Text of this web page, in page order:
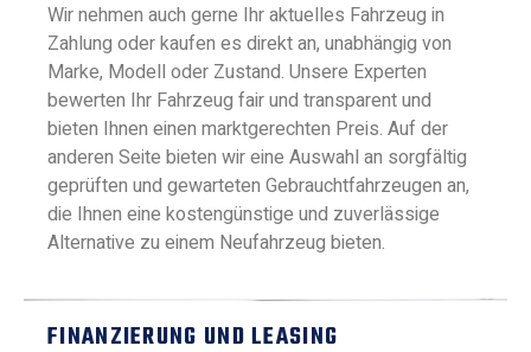
Wir nehmen auch gerne Ihr aktuelles Fahrzeug in
Zahlung oder kaufen es direkt an, unabhängig von
Marke, Modell oder Zustand. Unsere Experten
bewerten Ihr Fahrzeug fair und transparent und
bieten Ihnen einen marktgerechten Preis. Auf der
anderen Seite bieten wir eine Auswahl an sorgfältig
geprüften und gewarteten Gebrauchtfahrzeugen an,
die Ihnen eine kostengünstige und zuverlässige
Alternative zu einem Neufahrzeug bieten.
FINANZIERUNG UND LEASING